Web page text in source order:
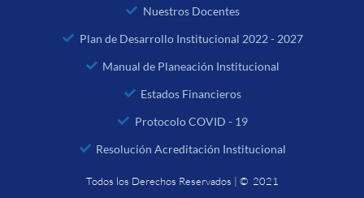
Nuestros Docentes
Plan de Desarrollo Institucional 2022 - 2027
Manual de Planeación Institucional
Estados Financieros
Protocolo COVID - 19
Resolución Acreditación Institucional
Todos los Derechos Reservados | © 2021